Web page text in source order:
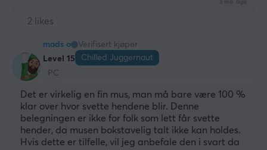
3 mo. ago
2 likes
mads o
Verifisert kjøper
Level 15
Chilled Juggernaut
PC
Det er virkelig en fin mus, man må bare være 100 %
klar over hvor svette hendene blir. Denne
belegningen er ikke for folk som lett får svette
hender, da musen bokstavelig talt ikke kan holdes.
Hvis dette er tilfelle, vil jeg anbefale den i svart da